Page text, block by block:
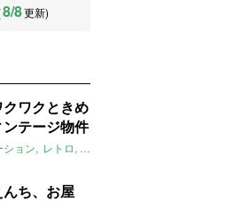
8/8更新)
ワクときめ
テージ物件
ション レトロ ヴィンテージ
ち、お屋